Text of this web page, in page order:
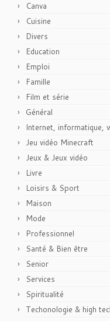
Canva
Cuisine
Divers
Education
Emploi
Famille
Film et série
Général
Internet, informatique,
Jeu vidéo Minecraft
Jeux & Jeux vidéo
Livre
Loisirs & Sport
Maison
Mode
Professionnel
Santé & Bien être
Senior
Services
Spiritualité
Techonologie & high